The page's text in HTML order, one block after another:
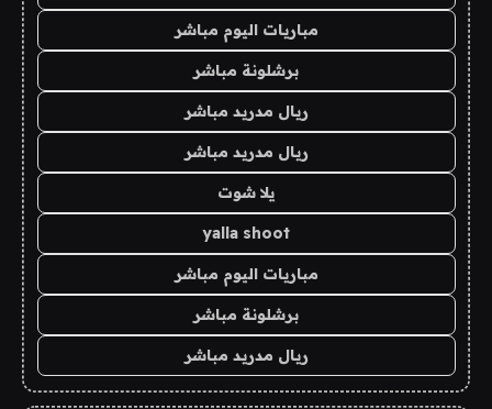
مباريات اليوم مباشر
برشلونة مباشر
ريال مدريد مباشر
ريال مدريد مباشر
يلا شوت
yalla shoot
مباريات اليوم مباشر
برشلونة مباشر
ريال مدريد مباشر